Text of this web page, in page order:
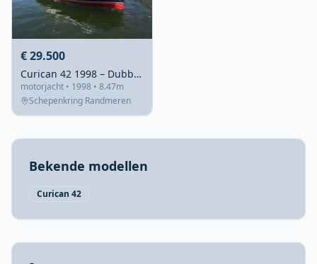
€ 29.500
Curican 42 1998 – Dubbel diesel, ruime accommodatie
motorjacht • 1998 • 8.47m
Schepenkring Randmeren
Bekende modellen
Curican 42